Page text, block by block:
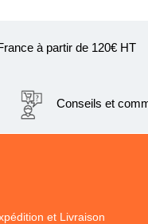
à partir de 120€ HT
Conseils et
et Livraison